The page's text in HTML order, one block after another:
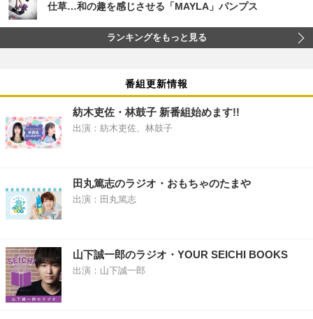
仕草…和の趣を感じさせる「MAYLA」パンプス
ランキングをもっと見る
番組更新情報
紡木吏佐・林鼓子 新番組始めます!!
出演：紡木吏佐、林鼓子
田丸篤志のラジオ・おもちゃのたまや
出演：田丸篤志
山下誠一郎のラジオ・YOUR SEICHI BOOKS
出演：山下誠一郎